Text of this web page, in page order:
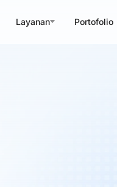
Layanan Portofolio